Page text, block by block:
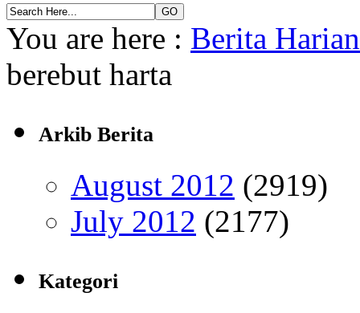
You are here : Berita
berebut harta
Arkib Berita
August 2012 (2919)
July 2012 (2177)
Kategori